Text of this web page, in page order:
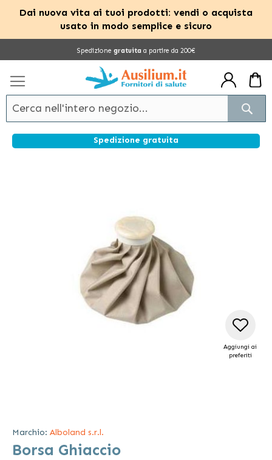
Dai nuova vita ai tuoi prodotti: vendi o acquista
usato in modo semplice e sicuro
Spedizione gratuita a partire da 200€
Spedizione gratuita
galleria
di
Aggiungi ai
preferiti
Marchio: Alboland s.r.l.
Borsa Ghiaccio